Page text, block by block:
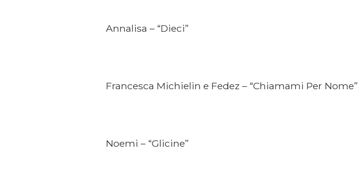
Annalisa – “Dieci”
Francesca Michielin e Fedez – “Chiamami Per Nome”
Noemi – “Glicine”